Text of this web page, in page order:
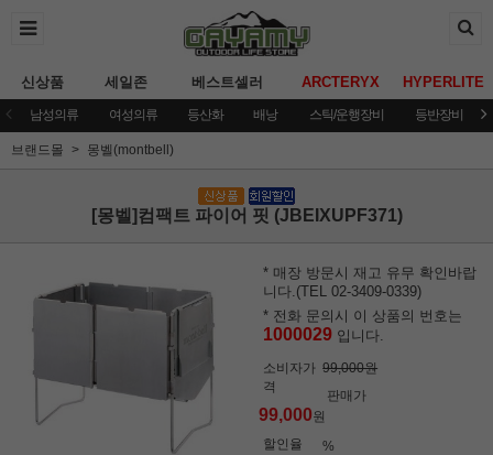
신상품 세일존 베스트셀러 ARCTERYX HYPERLITE
남성의류 여성의류 등산화 배낭 스틱/운행장비 등반장비
브랜드몰 몽벨(montbell)
[몽벨]컴팩트 파이어 핏 (JBEIXUPF371)
* 매장 방문시 재고 유무 확인바랍
니다.(TEL 02-3409-0339)
* 전화 문의시 이 상품의 번호는
1000029 입니다.
소비자가
격
99,000원
판매가
99,000원
할인율
%